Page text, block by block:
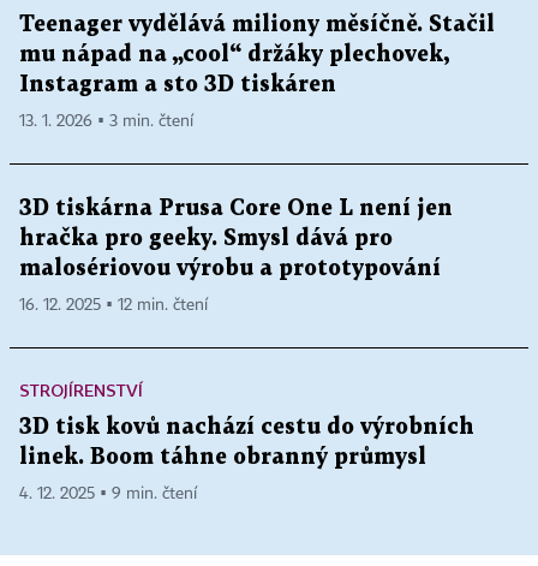
Teenager vydělává miliony měsíčně. Stačil
mu nápad na „cool“ držáky plechovek,
Instagram a sto 3D tiskáren
13. 1. 2026 ▪ 3 min. čtení
3D tiskárna Prusa Core One L není jen
hračka pro geeky. Smysl dává pro
malosériovou výrobu a prototypování
16. 12. 2025 ▪ 12 min. čtení
STROJÍRENSTVÍ
3D tisk kovů nachází cestu do výrobních
linek. Boom táhne obranný průmysl
4. 12. 2025 ▪ 9 min. čtení